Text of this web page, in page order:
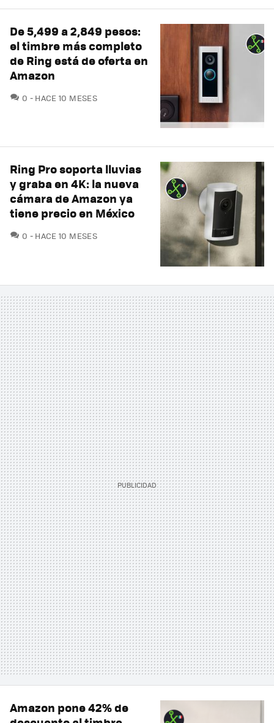
De 5,499 a 2,849 pesos:
el timbre más completo
de Ring está de oferta en
Amazon
0 COMENTARIOS
HACE 10 MESES
Ring Pro soporta lluvias
y graba en 4K: la nueva
cámara de Amazon ya
tiene precio en México
0 COMENTARIOS
HACE 10 MESES
Amazon pone 42% de